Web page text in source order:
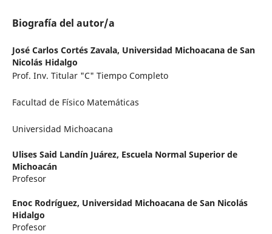
Biografía del autor/a
José Carlos Cortés Zavala, Universidad Michoacana de San
Nicolás Hidalgo
Prof. Inv. Titular "C" Tiempo Completo
Facultad de Físico Matemáticas
Universidad Michoacana
Ulises Said Landín Juárez, Escuela Normal Superior de
Michoacán
Profesor
Enoc Rodríguez, Universidad Michoacana de San Nicolás
Hidalgo
Profesor